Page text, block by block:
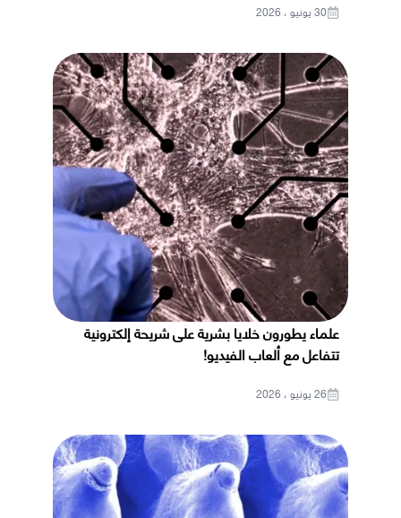
30 يونيو ، 2026
علماء يطورون خلايا بشرية على شريحة إلكترونية
تتفاعل مع ألعاب الفيديو!
26 يونيو ، 2026